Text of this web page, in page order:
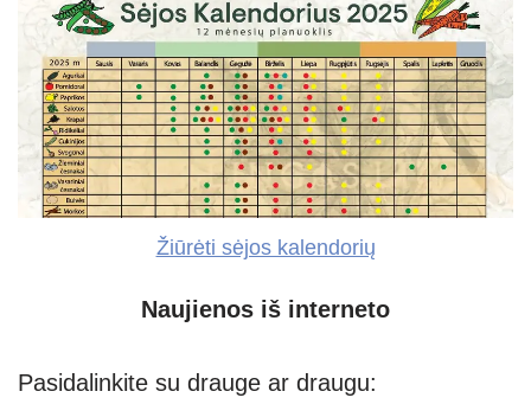
Žiūrėti sėjos kalendorių
Naujienos iš interneto
Pasidalinkite su drauge ar draugu: